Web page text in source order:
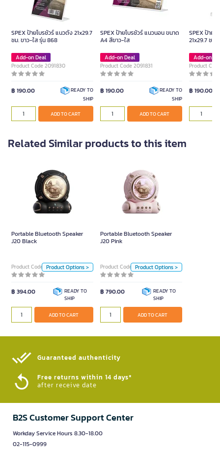
SPEX ป้ายโบรชัวร์ แนวตั้ง 21x29.7
ซม. ขาว-ใส รุ่น 868
Add-on Deal
Product Code 2091830
฿ 190.00
READY TO
SHIP
ADD TO CART
SPEX ป้ายโบรชัวร์ แนวนอน ขนาด
A4 สีขาว-ใส
Add-on Deal
Product Code 2091831
฿ 190.00
READY TO
SHIP
ADD TO CART
SPEX ป้าย
21x29.7 ซม.
Add-on
Product
฿ 190.00
Related Similar products to this item
Portable Bluetooth Speaker
J20 Black
Product Code 4094200Product Options >
฿ 394.00
READY TO
SHIP
ADD TO CART
Portable Bluetooth Speaker
J20 Black
Color
Piece
ADD TO CART
Portable Bluetooth Speaker
J20 Pink
Product Code 4094201Product Options >
฿ 790.00
READY TO
SHIP
ADD TO CART
Portable Bluetooth Speaker
J20 Pink
Color
Piece
ADD TO CART
Guaranteed authenticity​
Free returns within 14 days*
after receive date
B2S Customer Support Center
Workday Service Hours 8.30-18.00
02-115-0999